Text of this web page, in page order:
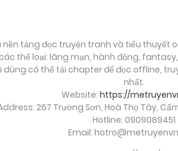
nền tảng đọc truyện tranh và tiểu thuyết
thể loại: lãng mạn, hành động,
có thể tải chapter để đọc offline,
nhất.
Website: https://
267 Trường Sơn, Hoà Thọ Tây,
Hotline: 0909089451
Email: